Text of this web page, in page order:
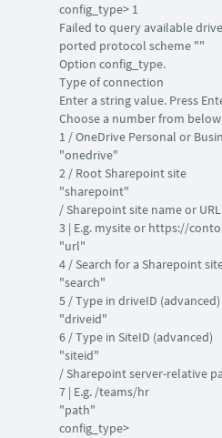
config_type> 1
Failed to query available
ported protocol scheme ""
Option config_type.
Type of connection
Enter a string value. Press
Choose a number from
1 / OneDrive Personal or
"onedrive"
2 / Root Sharepoint site
"sharepoint"
/ Sharepoint site name or URL
3 | E.g. mysite or https://
"url"
4 / Search for a Sharepoint
"search"
5 / Type in driveID (advanced)
"driveid"
6 / Type in SiteID (advanced)
"siteid"
/ Sharepoint server-relative
7 | E.g. /teams/hr
"path"
config_type>